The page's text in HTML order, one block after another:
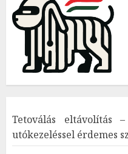
Tetoválás eltávolítás
utókezeléssel érdemes